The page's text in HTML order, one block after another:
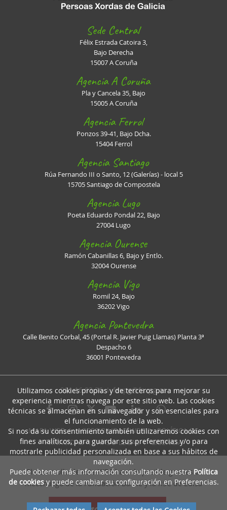
Sede Central
Félix Estrada Catoira 3,
Bajo Derecha
15007 A Coruña
Agencia A Coruña
Pla y Cancela 35, Bajo
15005 A Coruña
Agencia Ferrol
Ponzos 39-41, Bajo Dcha.
15404 Ferrol
Agencia Santiago
Rúa Fernando III o Santo, 12 (Galerías) - local 5
15705 Santiago de Compostela
Agencia Lugo
Poeta Eduardo Pondal 22, Bajo
27004 Lugo
Agencia Ourense
Ramón Cabanillas 6, Bajo y Entlo.
32004 Ourense
Agencia Vigo
Romil 24, Bajo
36202 Vigo
Agencia Pontevedra
Calle Benito Corbal, 45 (Portal R. Javier Puig Llamas) Planta 3ª
Despacho 6
36001 Pontevedra
981 16 93 36 Ifaxpg@faxpg.es
MAPA WEBIACCESIBILIDAD WEBIPOLÍTICA DE
PRIVACIDADIAVISO LEGALILICENCIA
El desarrollo de esta WEB ha sido posible gracias al
mecenazgo de la Fundación Barrié y la RSC de Edisa
Utilizamos cookies propias y de terceros para mejorar su
experiencia mientras navega por este sitio web. Las cookies
técnicas se almacenan en su navegador y son esenciales para
el funcionamiento de la web.
Si nos da su consentimiento también utilizaremos cookies con
fines analíticos, para guardar sus preferencias y/o para
mostrarle publicidad personalizada en base a sus hábitos de
navegación.
Puede obtener más información consultando nuestraPolítica
de cookiesy puede cambiar su configuración en Preferencias.